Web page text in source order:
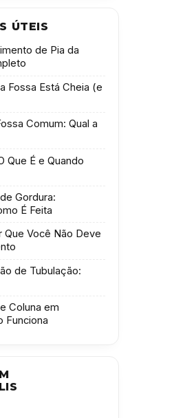
ÚTEIS
de Pia da
Fossa Está Cheia (e
Comum: Qual a
Que É e Quando
Gordura:
É Feita
Que Você Não Deve
de Tubulação:
Coluna em
Funciona